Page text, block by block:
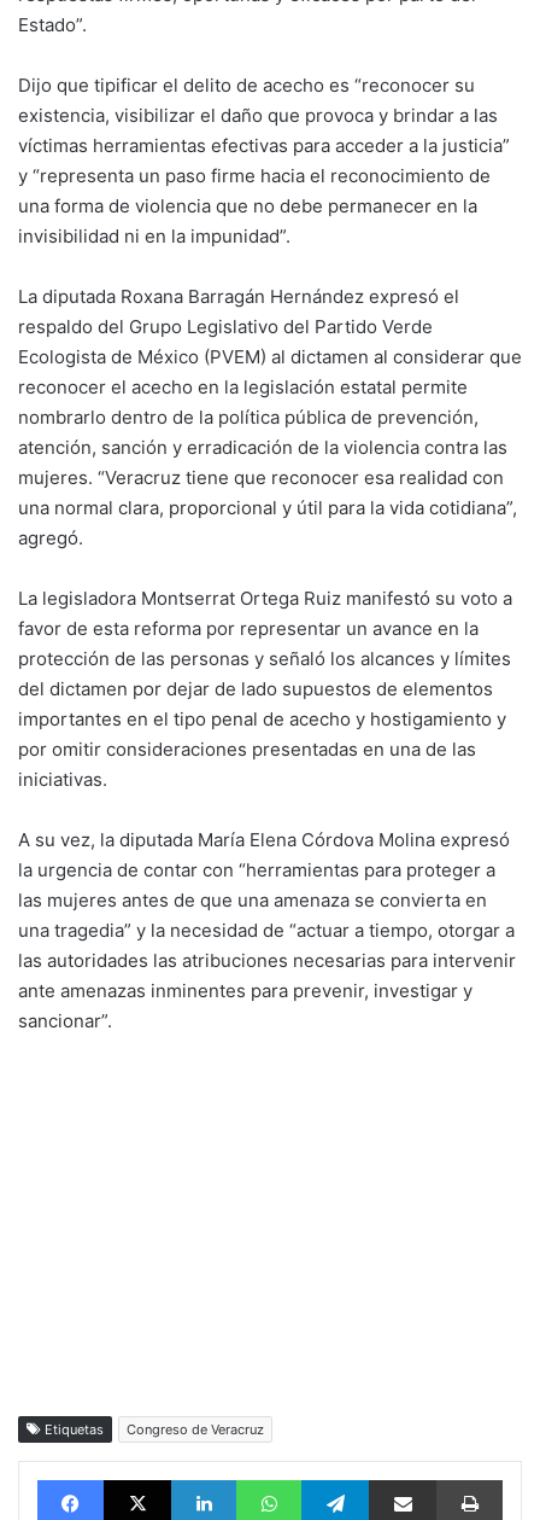
Estado”.
Dijo que tipificar el delito de acecho es “reconocer su
existencia, visibilizar el daño que provoca y brindar a las
víctimas herramientas efectivas para acceder a la justicia”
y “representa un paso firme hacia el reconocimiento de
una forma de violencia que no debe permanecer en la
invisibilidad ni en la impunidad”.
La diputada Roxana Barragán Hernández expresó el
respaldo del Grupo Legislativo del Partido Verde
Ecologista de México (PVEM) al dictamen al considerar que
reconocer el acecho en la legislación estatal permite
nombrarlo dentro de la política pública de prevención,
atención, sanción y erradicación de la violencia contra las
mujeres. “Veracruz tiene que reconocer esa realidad con
una normal clara, proporcional y útil para la vida cotidiana”,
agregó.
La legisladora Montserrat Ortega Ruiz manifestó su voto a
favor de esta reforma por representar un avance en la
protección de las personas y señaló los alcances y límites
del dictamen por dejar de lado supuestos de elementos
importantes en el tipo penal de acecho y hostigamiento y
por omitir consideraciones presentadas en una de las
iniciativas.
A su vez, la diputada María Elena Córdova Molina expresó
la urgencia de contar con “herramientas para proteger a
las mujeres antes de que una amenaza se convierta en
una tragedia” y la necesidad de “actuar a tiempo, otorgar a
las autoridades las atribuciones necesarias para intervenir
ante amenazas inminentes para prevenir, investigar y
sancionar”.
Etiquetas Congreso de Veracruz
FacebookX LinkedInWhatsAppTelegramvía email